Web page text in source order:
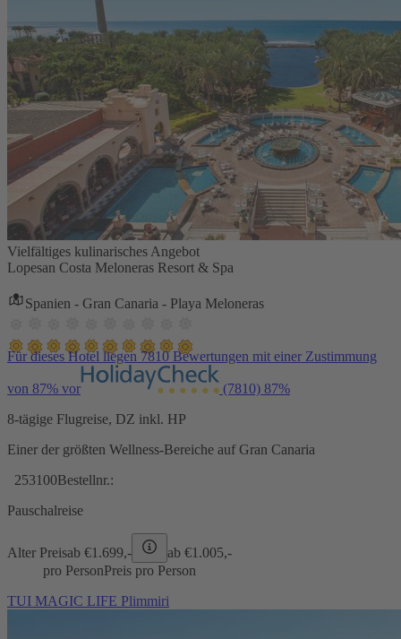
Vielfältiges kulinarisches Angebot
Lopesan Costa Meloneras Resort & Spa
Spanien - Gran Canaria - Playa Meloneras
Für dieses Hotel liegen 7810 Bewertungen mit einer Zustimmung
von 87% vor (7810) 87%
8-tägige Flugreise, DZ inkl. HP
Einer der größten Wellness-Bereiche auf Gran Canaria
253100Bestellnr.:
Pauschalreise
Alter Preisab €1.699,- ab €1.005,-
pro PersonPreis pro Person
TUI MAGIC LIFE Plimmiri